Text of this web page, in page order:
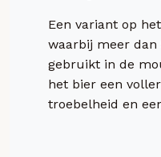
Een variant op
waarbij meer
gebruikt in de
het bier een
troebelheid en